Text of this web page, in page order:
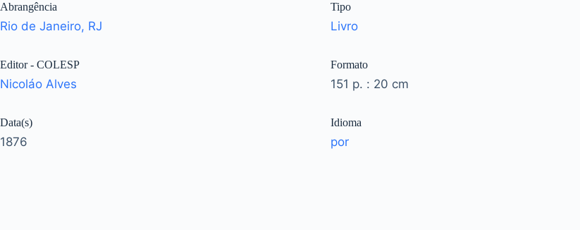
Abrangência
Rio de Janeiro, RJ
Editor - COLESP
Nicoláo Alves
Data(s)
1876
Tipo
Livro
Formato
151 p. : 20 cm
Idioma
por